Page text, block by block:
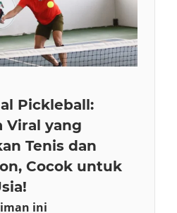
Pickleball:
Viral yang
Tenis dan
Cocok untuk
ini